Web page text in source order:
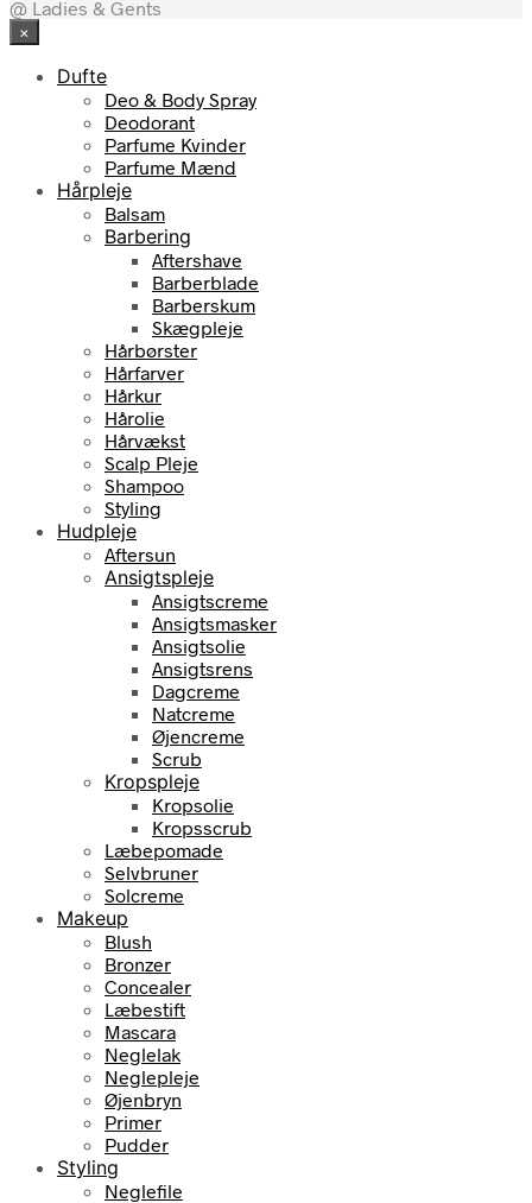
@ Ladies & Gents
×
Dufte
Deo & Body Spray
Deodorant
Parfume Kvinder
Parfume Mænd
Hårpleje
Balsam
Barbering
Aftershave
Barberblade
Barberskum
Skægpleje
Hårbørster
Hårfarver
Hårkur
Hårolie
Hårvækst
Scalp Pleje
Shampoo
Styling
Hudpleje
Aftersun
Ansigtspleje
Ansigtscreme
Ansigtsmasker
Ansigtsolie
Ansigtsrens
Dagcreme
Natcreme
Øjencreme
Scrub
Kropspleje
Kropsolie
Kropsscrub
Læbepomade
Selvbruner
Solcreme
Makeup
Blush
Bronzer
Concealer
Læbestift
Mascara
Neglelak
Neglepleje
Øjenbryn
Primer
Pudder
Styling
Neglefile